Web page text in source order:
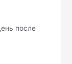
после